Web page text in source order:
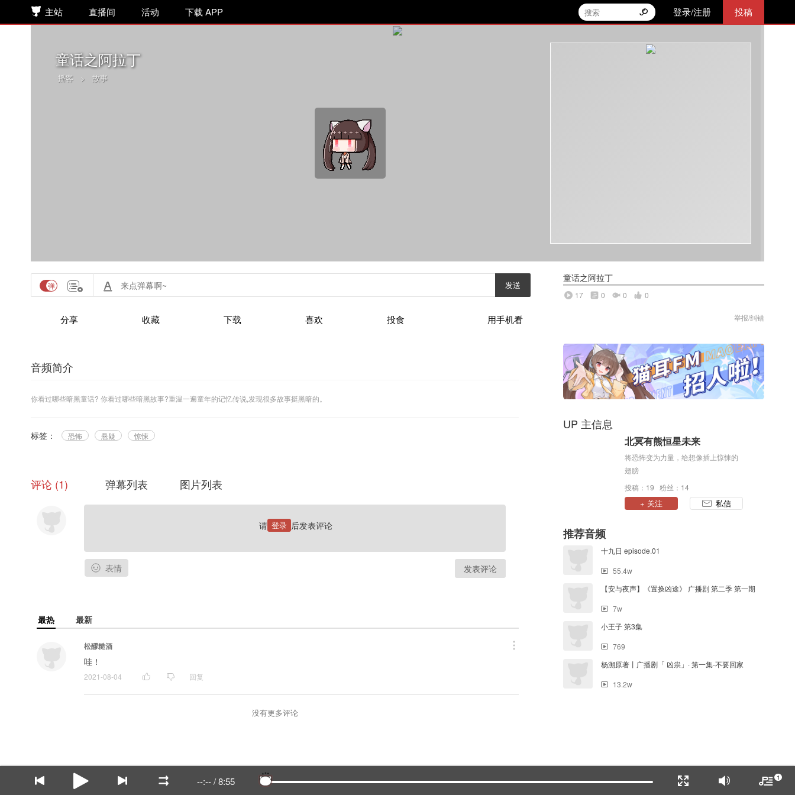
主站 直播间 活动 下载 APP 登录/注册 投稿
童话之阿拉丁
播客 > 故事
发送
分享 收藏 下载 喜欢 投食 用手机看
童话之阿拉丁
17 0 0 0
举报/纠错
音频简介
你看过哪些暗黑童话? 你看过哪些暗黑故事?重温一遍童年的记忆传说,发现很多故事挺黑暗的。
标签： 恐怖 悬疑 惊悚
评论 1 弹幕列表 图片列表
请 登录 后发表评论
表情 发表评论
最热 最新
松醪糙酒
哇！
2021-08-04 回复
没有更多评论
UP 主信息
北冥有熊恒星未来
将恐怖变为力量，给想像插上惊悚的
翅膀
投稿：19 粉丝：14
+ 关注 私信
推荐音频
十九日 episode.01
55.4w
【安与夜声】《置换凶途》 广播剧 第二季 第一期
7w
小王子 第3集
769
杨溯原著丨广播剧「 凶祟」· 第一集-不要回家
13.2w
--:--/8:55 1